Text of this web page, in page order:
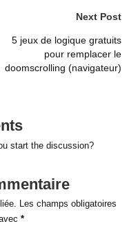
Next Post
5 jeux de logique gratuits
pour remplacer le
doomscrolling (navigateur)
start the discussion?
Les champs obligatoires
*